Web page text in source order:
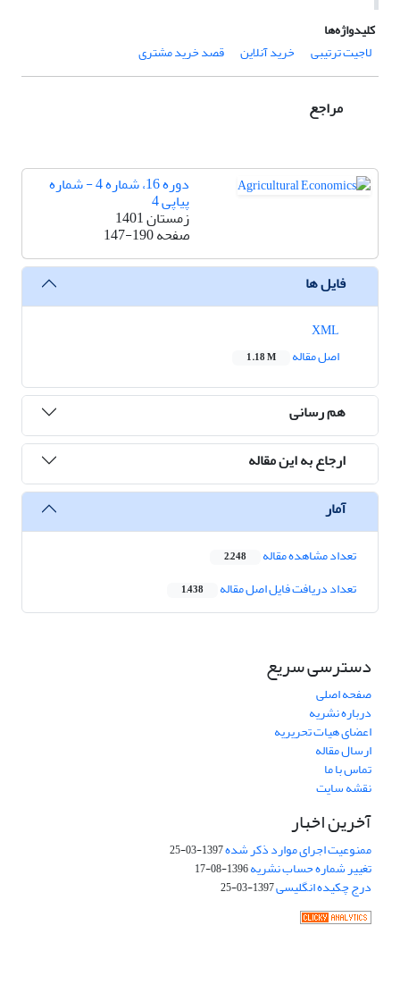
کلیدواژه‌ها
لاجیت ترتیبی
خرید آنلاین قصد خرید مشتری
مراجع
دوره 16، شماره 4 - شماره
پیاپی 4
زمستان 1401
صفحه147-190
فایل ها
اصل مقاله
1.18 M
هم رسانی
ارجاع به این مقاله
آمار
تعداد مشاهده مقاله 2,248
تعداد دریافت فایل اصل مقاله 1,438
دسترسی سریع
صفحه اصلی
درباره نشریه
اعضای هیات تحریریه
ارسال مقاله
تماس با ما
نقشه سایت
آخرین اخبار
ممنوعیت اجرای موارد ذکر شده1397-03-25
تغییر شماره حساب نشریه1396-08-17
درج چکیده انگلیسی1397-03-25